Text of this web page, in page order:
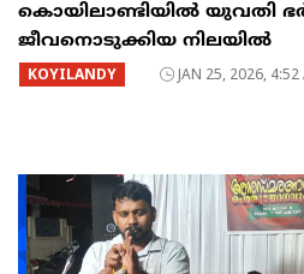
കൊയിലാണ്ടിയിൽ യുവതി
ജീവനൊടുക്കിയ നിലയിൽ
KOYILANDY JAN 25, 2026,